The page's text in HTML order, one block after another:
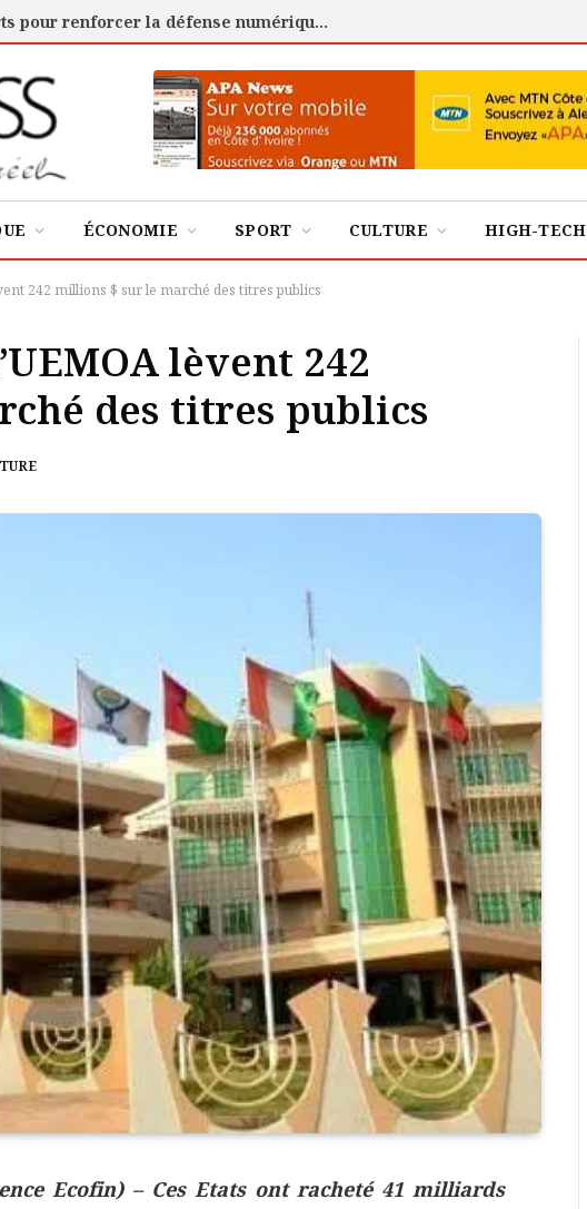
Cybersécurité : l’ANSSI certifie 88 experts pour renforcer la défense numérique de la Côte d’Ivoire
ÉCONOMIE SPORT CULTURE HIGH-TECH
242 millions $ sur le marché des titres publics
lèvent 242
des titres publics
Ecofin) – Ces Etats ont racheté 41 milliards